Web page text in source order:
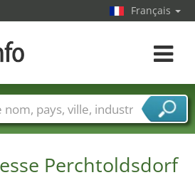
Perchtoldsdorf
Français
Toggle
Villes
Secteurs de foire